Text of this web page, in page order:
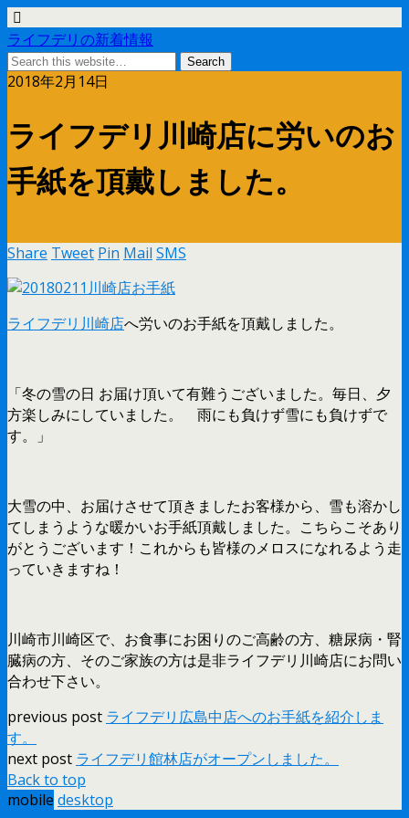
ライフデリの新着情報
2018年2月14日
ライフデリ川崎店に労いのお
手紙を頂戴しました。
Share Tweet Pin Mail SMS
ライフデリ川崎店へ労いのお手紙を頂戴しました。
「冬の雪の日 お届け頂いて有難うございました。毎日、夕
方楽しみにしていました。 雨にも負けず雪にも負けずで
す。」
大雪の中、お届けさせて頂きましたお客様から、雪も溶かし
てしまうような暖かいお手紙頂戴しました。こちらこそあり
がとうございます！これからも皆様のメロスになれるよう走
っていきますね！
川崎市川崎区で、お食事にお困りのご高齢の方、糖尿病・腎
臓病の方、そのご家族の方は是非ライフデリ川崎店にお問い
合わせ下さい。
previous post ライフデリ広島中店へのお手紙を紹介しま
す。
next post ライフデリ館林店がオープンしました。
Back to top
mobile desktop